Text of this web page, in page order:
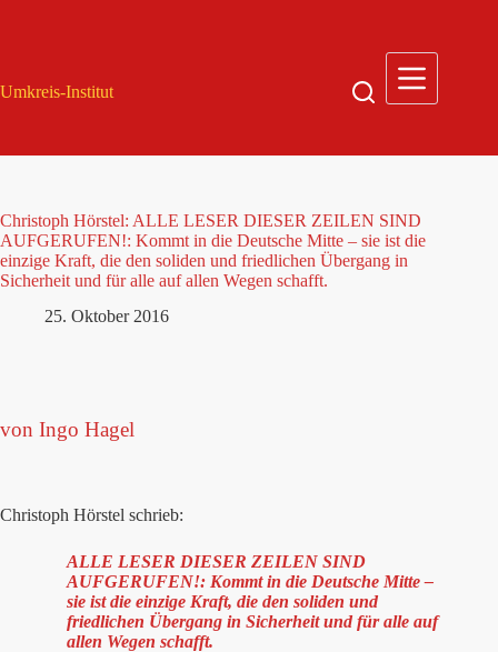
Umkreis-Institut
Christoph Hörstel: ALLE LESER DIESER ZEILEN SIND
AUFGERUFEN!: Kommt in die Deutsche Mitte – sie ist die
einzige Kraft, die den soliden und friedlichen Übergang in
Sicherheit und für alle auf allen Wegen schafft.
25. Oktober 2016
von Ingo Hagel
Christoph Hörstel schrieb:
ALLE LESER DIESER ZEILEN SIND
AUFGERUFEN!: Kommt in die Deutsche Mitte –
sie ist die einzige Kraft, die den soliden und
friedlichen Übergang in Sicherheit und für alle auf
allen Wegen schafft.